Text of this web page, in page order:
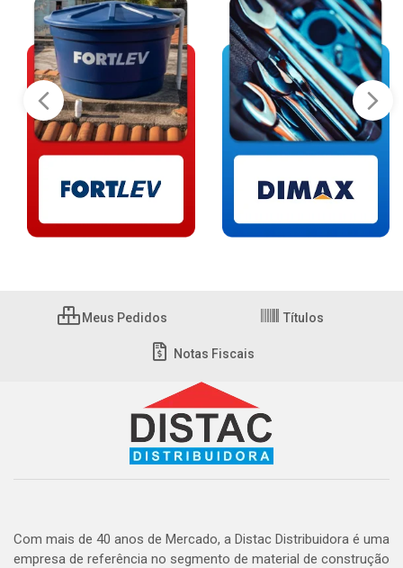
Meus Pedidos Títulos
Notas Fiscais
Com mais de 40 anos de Mercado, a Distac Distribuidora é uma
empresa de referência no segmento de material de construção